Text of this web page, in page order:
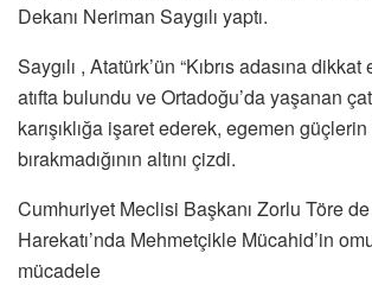
Dekanı Neriman Saygılı yaptı.
Saygılı , Atatürk’ün “Kıbrıs adasına
atıfta bulundu ve Ortadoğu’da yaşanan
karışıklığa işaret ederek, egemen
bırakmadığının altını çizdi.
Cumhuriyet Meclisi Başkanı Zorlu Töre de
Harekatı’nda Mehmetçikle Mücahid’in
mücadele